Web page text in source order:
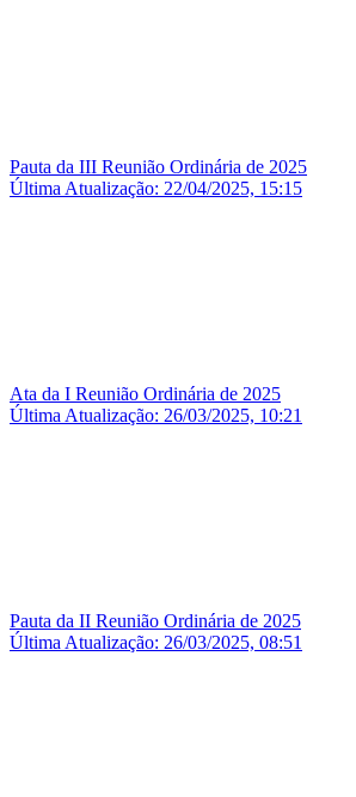
Pauta da III Reunião Ordinária de 2025
Última Atualização: 22/04/2025, 15:15
Ata da I Reunião Ordinária de 2025
Última Atualização: 26/03/2025, 10:21
Pauta da II Reunião Ordinária de 2025
Última Atualização: 26/03/2025, 08:51